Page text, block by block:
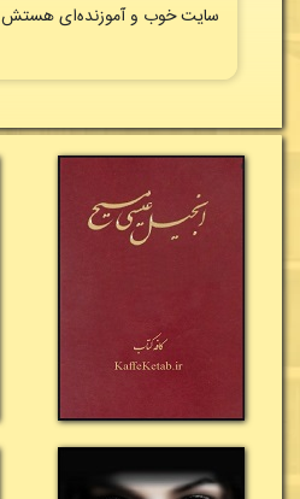
سایت خوب و آموزنده‌ای هستش